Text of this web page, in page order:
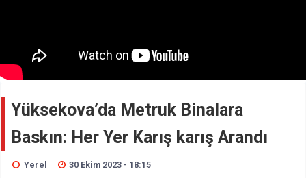
Yüksekova’da Metruk Binalara
Baskın: Her Yer Karış karış Arandı
Yerel 30 Ekim 2023 - 18:15